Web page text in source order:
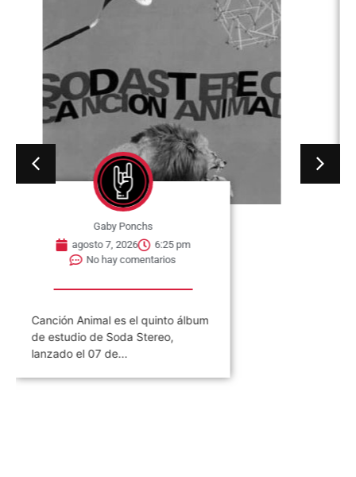
Gaby Ponchs
agosto 7, 2026
07 de agosto de 1964. Se publica
en Estados Unidos, el single «I